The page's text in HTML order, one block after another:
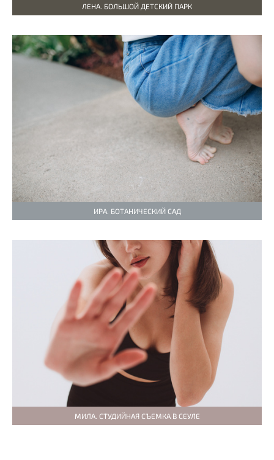
ЛЕНА. БОЛЬШОЙ ДЕТСКИЙ ПАРК
ИРА. БОТАНИЧЕСКИЙ САД
МИЛА. СТУДИЙНАЯ СЪЕМКА В СЕУЛЕ